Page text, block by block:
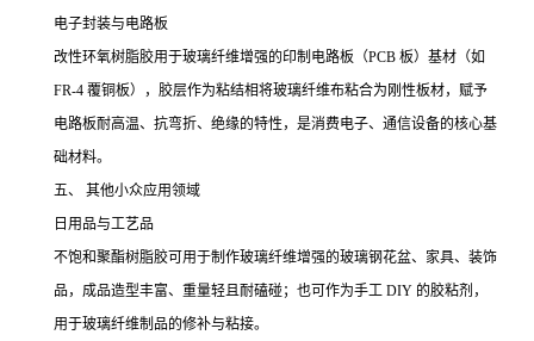
电子封装与电路板
改性环氧树脂胶用于玻璃纤维增强的印制电路板（PCB 板）基材（如
FR-4 覆铜板），胶层作为粘结相将玻璃纤维布粘合为刚性板材，赋予
电路板耐高温、抗弯折、绝缘的特性，是消费电子、通信设备的核心基
础材料。
五、 其他小众应用领域
日用品与工艺品
不饱和聚酯树脂胶可用于制作玻璃纤维增强的玻璃钢花盆、家具、装饰
品，成品造型丰富、重量轻且耐磕碰；也可作为手工 DIY 的胶粘剂，
用于玻璃纤维制品的修补与粘接。